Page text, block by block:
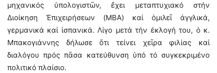
μηχανικός ὑπολογιστῶν, ἔχει μεταπτυχιακό στήν
Διοίκηση Ἐπιχειρήσεων (MBA) καί ὁμιλεῖ ἀγγλικά,
γερμανικά καί ἱσπανικά. Λίγο μετά τήν ἐκλογή του, ὁ κ.
Μπακογιάννης δήλωσε ὅτι τείνει χεῖρα φιλίας καί
διαλόγου πρός πᾶσα κατεύθυνση ὑπό τό συγκεκριμένο
πολιτικό πλαίσιο.